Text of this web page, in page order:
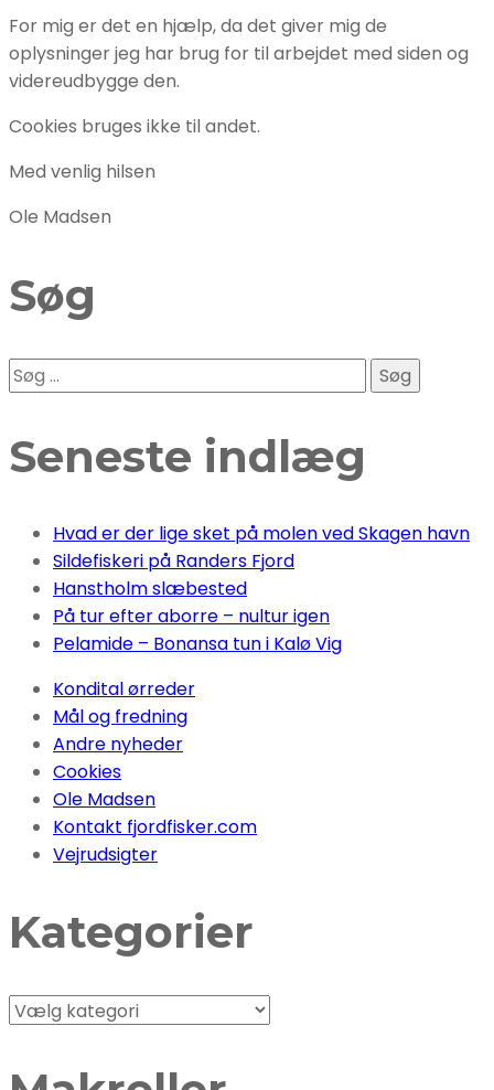
For mig er det en hjælp, da det giver mig de
oplysninger jeg har brug for til arbejdet med siden og
videreudbygge den.
Cookies bruges ikke til andet.
Med venlig hilsen
Ole Madsen
Søg
Søg
efter:
Seneste indlæg
Hvad er der lige sket på molen ved Skagen havn
Sildefiskeri på Randers Fjord
Hanstholm slæbested
På tur efter aborre – nultur igen
Pelamide – Bonansa tun i Kalø Vig
Kondital ørreder
Mål og fredning
Andre nyheder
Cookies
Ole Madsen
Kontakt fjordfisker.com
Vejrudsigter
Kategorier
Kategorier